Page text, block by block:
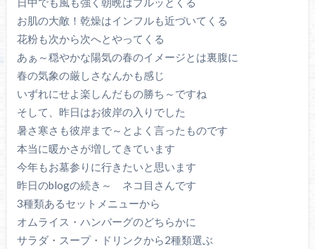
お肌の大敵！乾燥はインフルも近づいてくる
花粉も次から次へとやってくる
あぁ～穏やかな陽気の春のイメージとは裏腹に
春の気象の厳しさなんかも感じ
いずれにせよ楽しんだもの勝ち～ですね
そして、昨日はお彼岸の入りでした
暑さ寒さも彼岸まで～とよく言ったものです
本当に暖かさが増してきています
今年もお墓参りに行きたいと思います
昨日のblogの続き～ ネコ目さんです
3種類あるセットメニューから
オムライス・ハンバーグのどちらかに
サラダ・スープ・ドリンクから2種類選ぶ